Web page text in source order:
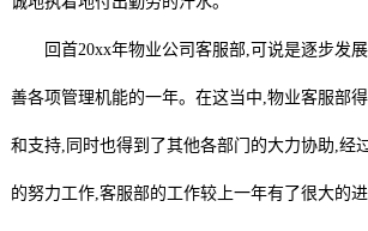
回首20xx年物业公司客服部,可说是逐步发展
善各项管理机能的一年。在这当中,物业客服部
和支持,同时也得到了其他各部门的大力协助,经
的努力工作,客服部的工作较上一年有了很大的